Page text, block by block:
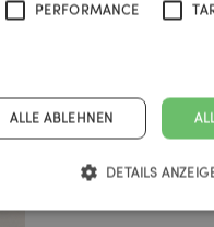
PERFORMANCE
ALLE ABLEHNEN
DETAILS